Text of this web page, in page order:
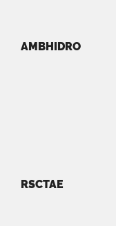
AMBHIDRO
RSCTAE